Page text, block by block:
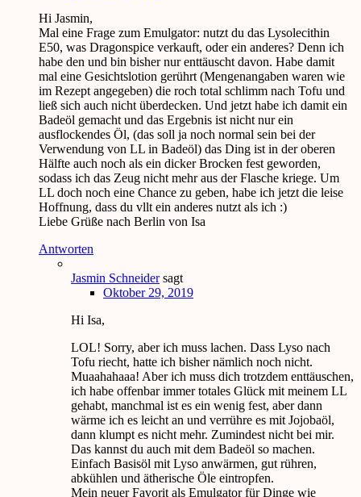
Hi Jasmin,
Mal eine Frage zum Emulgator: nutzt du das Lysolecithin
E50, was Dragonspice verkauft, oder ein anderes? Denn ich
habe den und bin bisher nur enttäuscht davon. Habe damit
mal eine Gesichtslotion gerührt (Mengenangaben waren wie
im Rezept angegeben) die roch total schlimm nach Tofu und
ließ sich auch nicht überdecken. Und jetzt habe ich damit ein
Badeöl gemacht und das Ergebnis ist nicht nur ein
ausflockendes Öl, (das soll ja noch normal sein bei der
Verwendung von LL in Badeöl) das Ding ist in der oberen
Hälfte auch noch als ein dicker Brocken fest geworden,
sodass ich das Zeug nicht mehr aus der Flasche kriege. Um
LL doch noch eine Chance zu geben, habe ich jetzt die leise
Hoffnung, dass du vllt ein anderes nutzt als ich :)
Liebe Grüße nach Berlin von Isa
Antworten
Jasmin Schneider sagt
Oktober 29, 2019
Hi Isa,
LOL! Sorry, aber ich muss lachen. Dass Lyso nach
Tofu riecht, hatte ich bisher nämlich noch nicht.
Muaahahaaa! Aber ich muss dich trotzdem enttäuschen,
ich habe offenbar immer totales Glück mit meinem LL
gehabt, manchmal ist es ein wenig fest, aber dann
wärme ich es leicht an und verrühre es mit Jojobaöl,
dann klumpt es nicht mehr. Zumindest nicht bei mir.
Das kannst du auch mit dem Badeöl so machen.
Einfach Basisöl mit Lyso anwärmen, gut rühren,
abkühlen und ätherische Öle eintropfen.
Mein neuer Favorit als Emulgator für Dinge wie